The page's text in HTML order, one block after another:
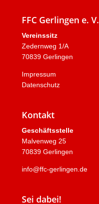
FFC Gerlingen e. V.
Vereinssitz
Zedernweg 1/A
70839 Gerlingen
Impressum
Datenschutz
Kontakt
Geschäftsstelle
Malvenweg 25
70839 Gerlingen
info@ffc-gerlingen.de
Sei dabei!